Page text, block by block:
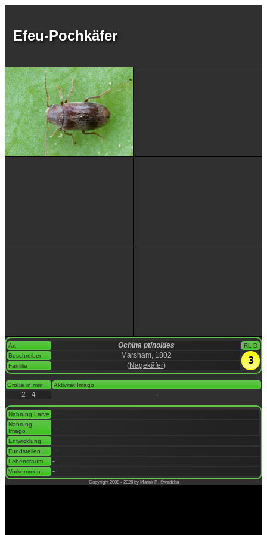
Efeu-Pochkäfer
Art Ochina ptinoides
RL D
Beschreiber
Marsham, 1802 3
Familie (Nagekäfer)
Größe in mm Aktivität Imago
2 - 4 -
Nahrung Larve -
Nahrung
Imago
-
Entwicklung -
Fundstellen -
Lebensraum -
Vorkommen -
Copyright 2008 - 2026 by Marek R. Swadzba